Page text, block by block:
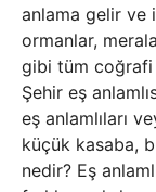
anlama gelir ve
ormanlar,
gibi tüm coğrafi
Şehir eş
eş anlamlıları
küçük kasaba,
nedir? Eş